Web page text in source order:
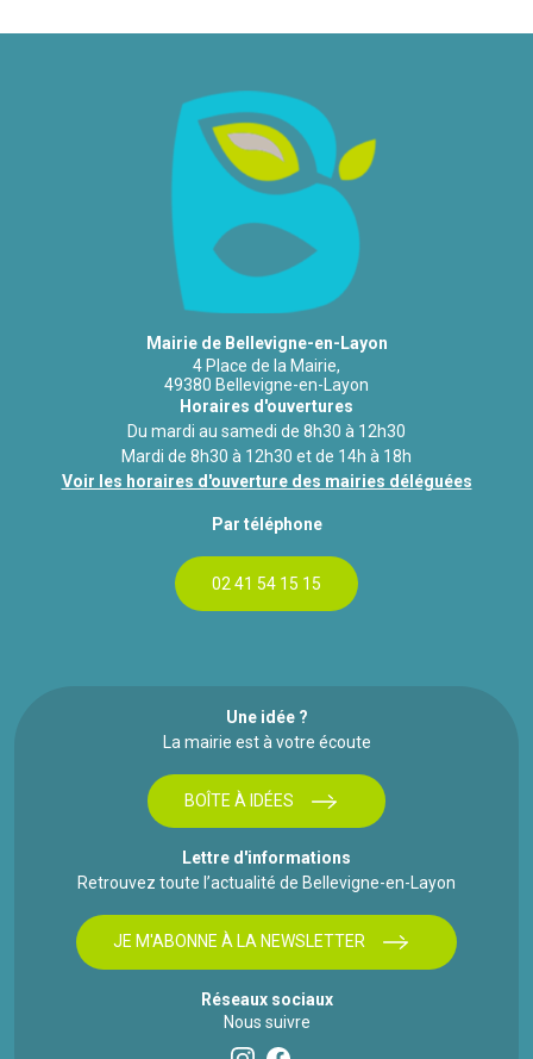
Mairie de Bellevigne-en-Layon
4 Place de la Mairie,
49380 Bellevigne-en-Layon
Horaires d'ouvertures
Du mardi au samedi de 8h30 à 12h30
Mardi de 8h30 à 12h30 et de 14h à 18h
Voir les horaires d'ouverture des mairies déléguées
Par téléphone
02 41 54 15 15
Une idée ?
La mairie est à votre écoute
BOÎTE À IDÉES
Lettre d'informations
Retrouvez toute l’actualité de Bellevigne-en-Layon
JE M'ABONNE À LA NEWSLETTER
Réseaux sociaux
Nous suivre